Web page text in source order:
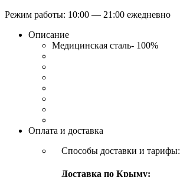
Режим работы: 10:00 — 21:00 ежедневно
Описание
Медицинская сталь- 100%
Оплата и доставка
Способы доставки и тарифы:
Доставка по Крыму: